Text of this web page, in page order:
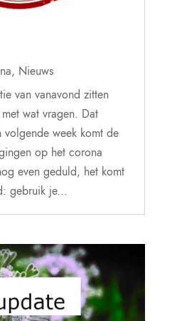
, Nieuws
van vanavond zitten
wat vragen. Dat
week komt de
op het corona
even geduld, het komt
gebruik je...